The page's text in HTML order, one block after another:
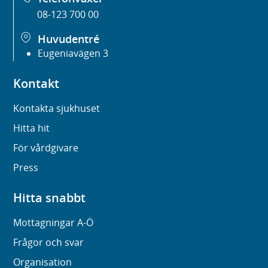
08-123 700 00
Huvudentré
Eugeniavägen 3
Kontakt
Kontakta sjukhuset
Hitta hit
För vårdgivare
Press
Hitta snabbt
Mottagningar A-Ö
Frågor och svar
Organisation